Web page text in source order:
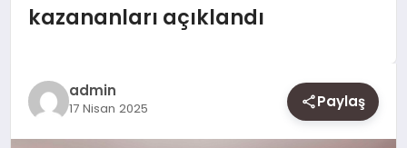
GENEL
MAGAZIN
kazananları açıklandı
admin
17 Nisan 2025 Paylaş